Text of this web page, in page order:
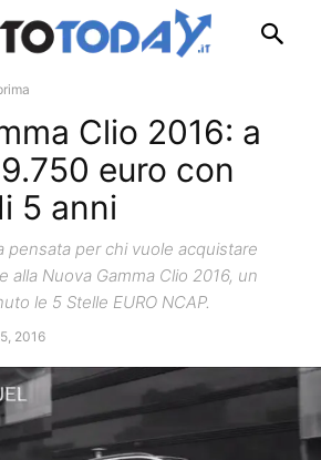
Clio 2016: a
euro con
5 anni
pensata per chi vuole acquistare
Nuova Gamma Clio 2016, un
le 5 Stelle EURO NCAP.
2016